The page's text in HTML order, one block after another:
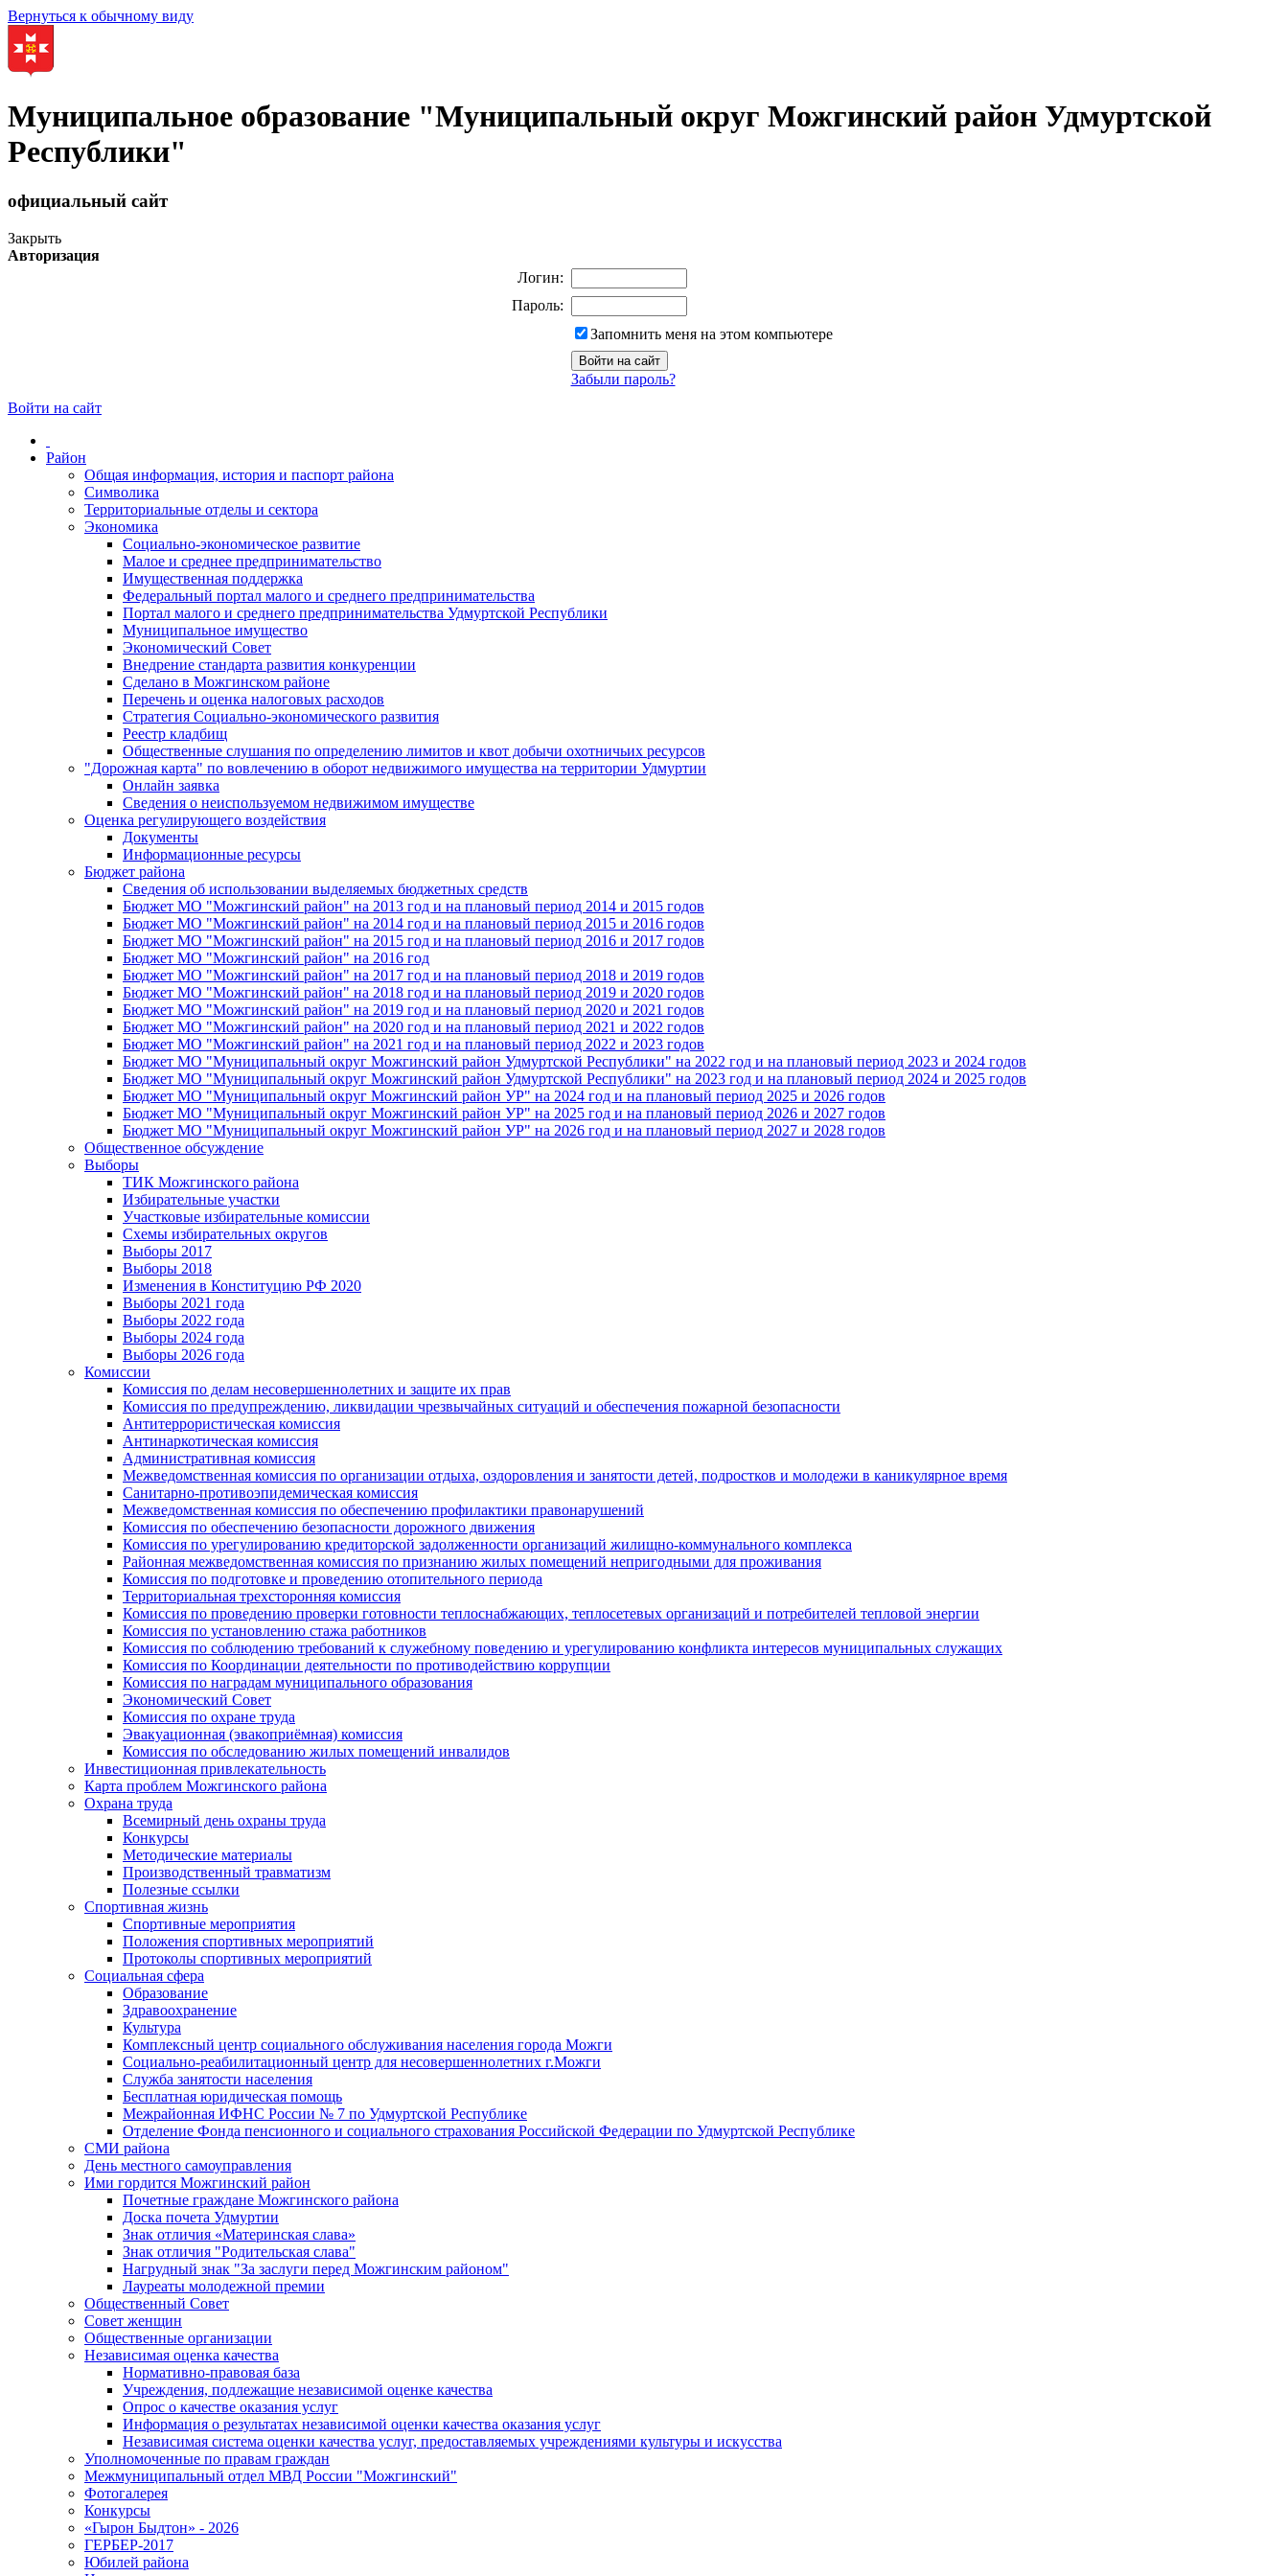
Вернуться к обычному виду
Муниципальное образование "Муниципальный округ Можгинский район Удмуртской
Республики"
официальный сайт
Закрыть
Авторизация
Логин:
Пароль:
Запомнить меня на этом компьютере
Забыли пароль?
Войти на сайт
Район
Общая информация, история и паспорт района
Символика
Территориальные отделы и сектора
Экономика
Социально-экономическое развитие
Малое и среднее предпринимательство
Имущественная поддержка
Федеральный портал малого и среднего предпринимательства
Портал малого и среднего предпринимательства Удмуртской Республики
Муниципальное имущество
Экономический Совет
Внедрение стандарта развития конкуренции
Сделано в Можгинском районе
Перечень и оценка налоговых расходов
Стратегия Социально-экономического развития
Реестр кладбищ
Общественные слушания по определению лимитов и квот добычи охотничьих ресурсов
"Дорожная карта" по вовлечению в оборот недвижимого имущества на территории Удмуртии
Онлайн заявка
Сведения о неиспользуемом недвижимом имуществе
Оценка регулирующего воздействия
Документы
Информационные ресурсы
Бюджет района
Сведения об использовании выделяемых бюджетных средств
Бюджет МО "Можгинский район" на 2013 год и на плановый период 2014 и 2015 годов
Бюджет МО "Можгинский район" на 2014 год и на плановый период 2015 и 2016 годов
Бюджет МО "Можгинский район" на 2015 год и на плановый период 2016 и 2017 годов
Бюджет МО "Можгинский район" на 2016 год
Бюджет МО "Можгинский район" на 2017 год и на плановый период 2018 и 2019 годов
Бюджет МО "Можгинский район" на 2018 год и на плановый период 2019 и 2020 годов
Бюджет МО "Можгинский район" на 2019 год и на плановый период 2020 и 2021 годов
Бюджет МО "Можгинский район" на 2020 год и на плановый период 2021 и 2022 годов
Бюджет МО "Можгинский район" на 2021 год и на плановый период 2022 и 2023 годов
Бюджет МО "Муниципальный округ Можгинский район Удмуртской Республики" на 2022 год и на плановый период 2023 и 2024 годов
Бюджет МО "Муниципальный округ Можгинский район Удмуртской Республики" на 2023 год и на плановый период 2024 и 2025 годов
Бюджет МО "Муниципальный округ Можгинский район УР" на 2024 год и на плановый период 2025 и 2026 годов
Бюджет МО "Муниципальный округ Можгинский район УР" на 2025 год и на плановый период 2026 и 2027 годов
Бюджет МО "Муниципальный округ Можгинский район УР" на 2026 год и на плановый период 2027 и 2028 годов
Общественное обсуждение
Выборы
ТИК Можгинского района
Избирательные участки
Участковые избирательные комиссии
Схемы избирательных округов
Выборы 2017
Выборы 2018
Изменения в Конституцию РФ 2020
Выборы 2021 года
Выборы 2022 года
Выборы 2024 года
Выборы 2026 года
Комиссии
Комиссия по делам несовершеннолетних и защите их прав
Комиссия по предупреждению, ликвидации чрезвычайных ситуаций и обеспечения пожарной безопасности
Антитеррористическая комиссия
Антинаркотическая комиссия
Административная комиссия
Межведомственная комиссия по организации отдыха, оздоровления и занятости детей, подростков и молодежи в каникулярное время
Санитарно-противоэпидемическая комиссия
Межведомственная комиссия по обеспечению профилактики правонарушений
Комиссия по обеспечению безопасности дорожного движения
Комиссия по урегулированию кредиторской задолженности организаций жилищно-коммунального комплекса
Районная межведомственная комиссия по признанию жилых помещений непригодными для проживания
Комиссия по подготовке и проведению отопительного периода
Территориальная трехсторонняя комиссия
Комиссия по проведению проверки готовности теплоснабжающих, теплосетевых организаций и потребителей тепловой энергии
Комиссия по установлению стажа работников
Комиссия по соблюдению требований к служебному поведению и урегулированию конфликта интересов муниципальных служащих
Комиссия по Координации деятельности по противодействию коррупции
Комиссия по наградам муниципального образования
Экономический Совет
Комиссия по охране труда
Эвакуационная (эвакоприёмная) комиссия
Комиссия по обследованию жилых помещений инвалидов
Инвестиционная привлекательность
Карта проблем Можгинского района
Охрана труда
Всемирный день охраны труда
Конкурсы
Методические материалы
Производственный травматизм
Полезные ссылки
Спортивная жизнь
Спортивные мероприятия
Положения спортивных мероприятий
Протоколы спортивных мероприятий
Социальная сфера
Образование
Здравоохранение
Культура
Комплексный центр социального обслуживания населения города Можги
Социально-реабилитационный центр для несовершеннолетних г.Можги
Служба занятости населения
Бесплатная юридическая помощь
Межрайонная ИФНС России № 7 по Удмуртской Республике
Отделение Фонда пенсионного и социального страхования Российской Федерации по Удмуртской Республике
СМИ района
День местного самоуправления
Ими гордится Можгинский район
Почетные граждане Можгинского района
Доска почета Удмуртии
Знак отличия «Материнская слава»
Знак отличия "Родительская слава"
Нагрудный знак "За заслуги перед Можгинским районом"
Лауреаты молодежной премии
Общественный Совет
Совет женщин
Общественные организации
Независимая оценка качества
Нормативно-правовая база
Учреждения, подлежащие независимой оценке качества
Опрос о качестве оказания услуг
Информация о результатах независимой оценки качества оказания услуг
Независимая система оценки качества услуг, предоставляемых учреждениями культуры и искусства
Уполномоченные по правам граждан
Межмуниципальный отдел МВД России "Можгинский"
Фотогалерея
Конкурсы
«Гырон Быдтон» - 2026
ГЕРБЕР-2017
Юбилей района